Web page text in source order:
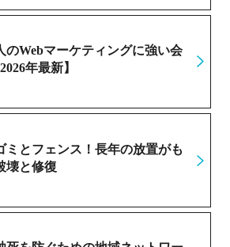
のWebマーケティングに強い会
年最新】
ミとフェンス！長年の放置がも
壊と修復